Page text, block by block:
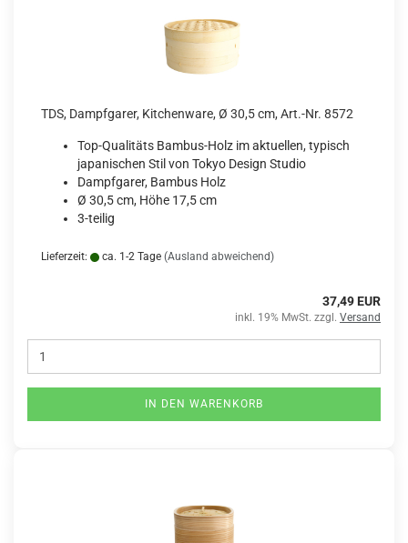
TDS, Dampfgarer, Kitchenware, Ø 30,5 cm, Art.-Nr. 8572
Top-Qualitäts Bambus-Holz im aktuellen, typisch
japanischen Stil von Tokyo Design Studio
Dampfgarer, Bambus Holz
Ø 30,5 cm, Höhe 17,5 cm
3-teilig
Lieferzeit: ca. 1-2 Tage (Ausland abweichend)
37,49 EUR
inkl. 19% MwSt. zzgl. Versand
IN DEN WARENKORB